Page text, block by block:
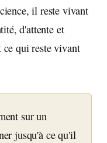
il reste vivant
d'attente et
qui reste vivant
sur un
jusqu'à ce qu'il